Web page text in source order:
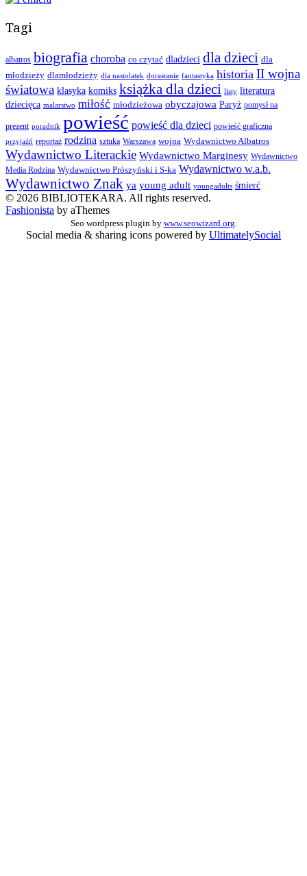
Tagi
albatros biografia choroba co czytać dladzieci dla dzieci dla
młodzieży dlamłodzieży dla nastolatek dorastanie fantastyka historia II wojna
światowa klasyka komiks książka dla dzieci listy literatura
dziecięca malarstwo miłość młodzieżowa obyczajowa Paryż pomysł na
prezent poradnik powieść powieść dla dzieci powieść graficzna
przyjaźń reportaż rodzina sztuka Warszawa wojna Wydawnictwo Albatros
Wydawnictwo Literackie Wydawnictwo Marginesy Wydawnictwo
Media Rodzina Wydawnictwo Prószyński i S-ka Wydawnictwo w.a.b.
Wydawnictwo Znak ya young adult youngadults śmierć
© 2026 BIBLIOTEKARA. All rights reserved.
Fashionista by aThemes
Seo wordpress plugin by www.seowizard.org
Social media & sharing icons powered by UltimatelySocial